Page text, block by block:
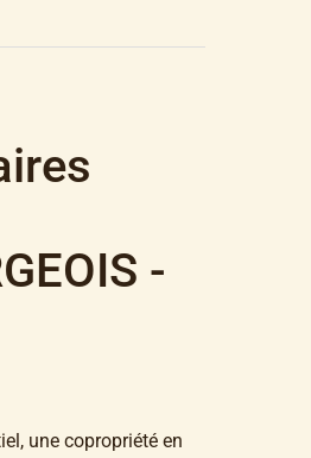
-
une copropriété en